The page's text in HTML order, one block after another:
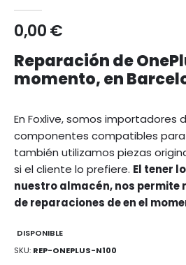
0,00 €
Reparación de
momento, en
En Foxlive, somos importadores
componentes compatibles para
también utilizamos piezas
si el cliente lo prefiere. El tener
nuestro almacén, nos
de reparaciones de en el
DISPONIBLE
SKU REP-ONEPLUS-N100